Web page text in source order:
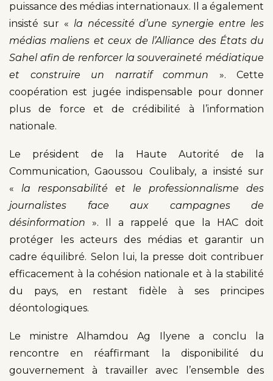
puissance des médias internationaux. Il a également
insisté sur « la nécessité d’une synergie entre les
médias maliens et ceux de l’Alliance des États du
Sahel afin de renforcer la souveraineté médiatique
et construire un narratif commun ». Cette
coopération est jugée indispensable pour donner
plus de force et de crédibilité à l’information
nationale.
Le président de la Haute Autorité de la
Communication, Gaoussou Coulibaly, a insisté sur
« la responsabilité et le professionnalisme des
journalistes face aux campagnes de
désinformation ». Il a rappelé que la HAC doit
protéger les acteurs des médias et garantir un
cadre équilibré. Selon lui, la presse doit contribuer
efficacement à la cohésion nationale et à la stabilité
du pays, en restant fidèle à ses principes
déontologiques.
Le ministre Alhamdou Ag Ilyene a conclu la
rencontre en réaffirmant la disponibilité du
gouvernement à travailler avec l’ensemble des